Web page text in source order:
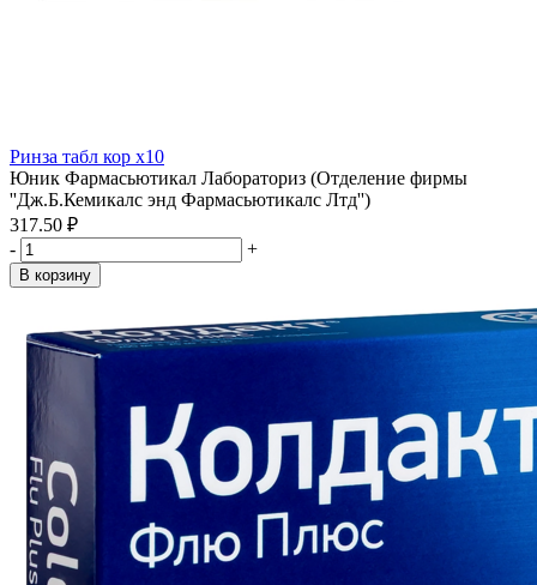
Ринза табл кор x10
Юник Фармасьютикал Лабораториз (Отделение фирмы
''Дж.Б.Кемикалс энд Фармасьютикалс Лтд'')
317.50 ₽
-
+
В корзину